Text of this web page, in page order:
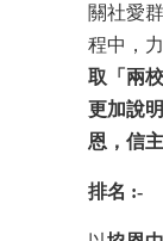
關社愛
程中，
取「兩
更加說
恩，信
排名 :-